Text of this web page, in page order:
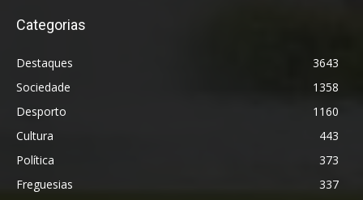
Categorias
Destaques
3643
Sociedade
1358
Desporto
1160
Cultura
443
Política
373
Freguesias
337